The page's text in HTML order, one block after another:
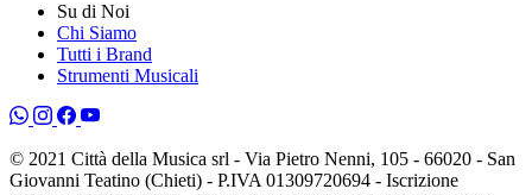
Su di Noi
Chi Siamo
Tutti i Brand
Strumenti Musicali
© 2021 Città della Musica srl - Via Pietro Nenni, 105 - 66020 - San
Giovanni Teatino (Chieti) - P.IVA 01309720694 - Iscrizione